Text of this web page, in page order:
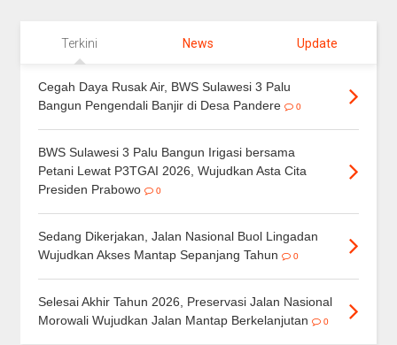
Terkini News Update
Cegah Daya Rusak Air, BWS Sulawesi 3 Palu
Bangun Pengendali Banjir di Desa Pandere
0
BWS Sulawesi 3 Palu Bangun Irigasi bersama
Petani Lewat P3TGAI 2026, Wujudkan Asta Cita
Presiden Prabowo
0
Sedang Dikerjakan, Jalan Nasional Buol Lingadan
Wujudkan Akses Mantap Sepanjang Tahun
0
Selesai Akhir Tahun 2026, Preservasi Jalan Nasional
Morowali Wujudkan Jalan Mantap Berkelanjutan
0